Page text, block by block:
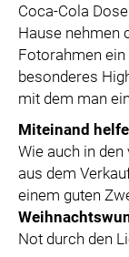
Coca-Cola
Hause nehmen
Fotorahmen
besonderes
mit dem man
Miteinand
Wie auch in
aus dem
einem guten
Not durch den